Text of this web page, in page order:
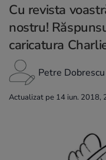
Cu revista
nostru!
caricatura
Petre Dobrescu
Actualizat pe 14 iun. 2018,